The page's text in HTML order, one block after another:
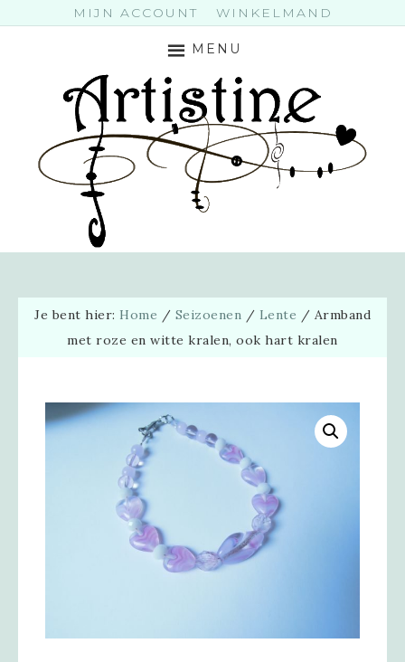
MIJN ACCOUNT WINKELMAND
MENU
Je bent hier: Home / Seizoenen / Lente / Armband
met roze en witte kralen, ook hart kralen